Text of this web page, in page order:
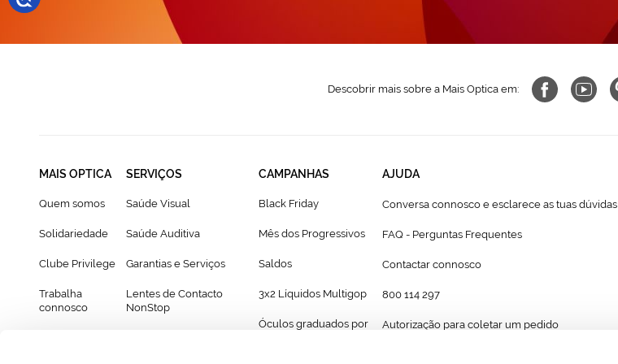
Descobrir mais sobre a Mais Optica em:
MAIS OPTICA
Quem somos
Solidariedade
Clube Privilege
Trabalha
connosco
SERVIÇOS
Saúde Visual
Saúde Auditiva
Garantias e Serviços
Lentes de Contacto
NonStop
CAMPANHAS
Black Friday
Mês dos Progressivos
Saldos
3x2 Líquidos Multigop
Óculos graduados por
AJUDA
Conversa connosco e esclarece as tuas dúvidas
FAQ - Perguntas Frequentes
Contactar connosco
800 114 297
Autorização para coletar um pedido